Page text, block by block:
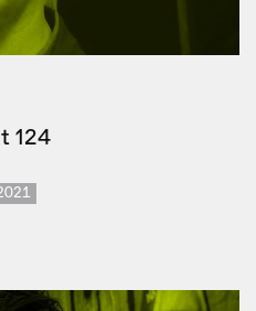
124